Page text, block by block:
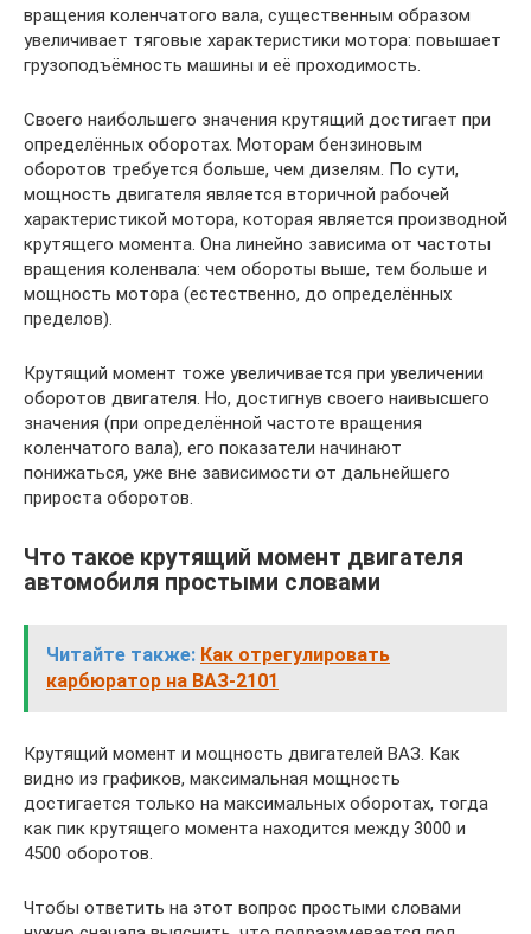
вращения коленчатого вала, существенным образом
увеличивает тяговые характеристики мотора: повышает
грузоподъёмность машины и её проходимость.
Своего наибольшего значения крутящий достигает при
определённых оборотах. Моторам бензиновым
оборотов требуется больше, чем дизелям. По сути,
мощность двигателя является вторичной рабочей
характеристикой мотора, которая является производной
крутящего момента. Она линейно зависима от частоты
вращения коленвала: чем обороты выше, тем больше и
мощность мотора (естественно, до определённых
пределов).
Крутящий момент тоже увеличивается при увеличении
оборотов двигателя. Но, достигнув своего наивысшего
значения (при определённой частоте вращения
коленчатого вала), его показатели начинают
понижаться, уже вне зависимости от дальнейшего
прироста оборотов.
Что такое крутящий момент двигателя
автомобиля простыми словами
Читайте также: Как отрегулировать
карбюратор на ВАЗ-2101
Крутящий момент и мощность двигателей ВАЗ. Как
видно из графиков, максимальная мощность
достигается только на максимальных оборотах, тогда
как пик крутящего момента находится между 3000 и
4500 оборотов.
Чтобы ответить на этот вопрос простыми словами